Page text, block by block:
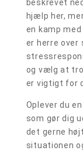
beskrevet
hjælp her,
en kamp
er herre over
og vælg at
er vigtigt for
Oplever du
som gør dig
det gerne
situationen